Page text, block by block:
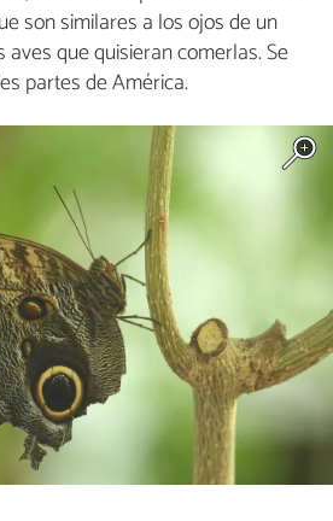
son similares a los ojos de un
que quisieran comerlas. Se
partes de América.